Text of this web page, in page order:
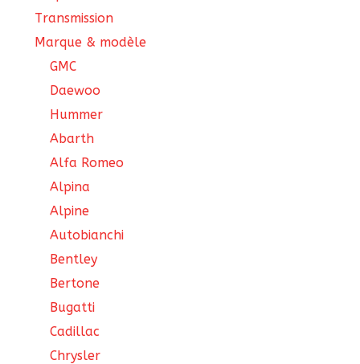
Transmission
Marque & modèle
GMC
Daewoo
Hummer
Abarth
Alfa Romeo
Alpina
Alpine
Autobianchi
Bentley
Bertone
Bugatti
Cadillac
Chrysler